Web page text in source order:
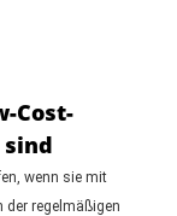
Cost-
wenn sie mit
der regelmäßigen